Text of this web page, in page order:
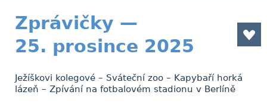
Zprávičky —
25. prosince 2025
Ježíškovi kolegové – Sváteční zoo – Kapybaří horká
lázeň – Zpívání na fotbalovém stadionu v Berlíně